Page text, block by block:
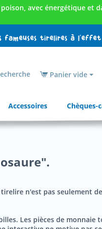
avec énergétique et
fameuses tirelires à l'effet
Panier vide
Accessoires Chèques-
n'est pas seulement
Les pièces de monnaie